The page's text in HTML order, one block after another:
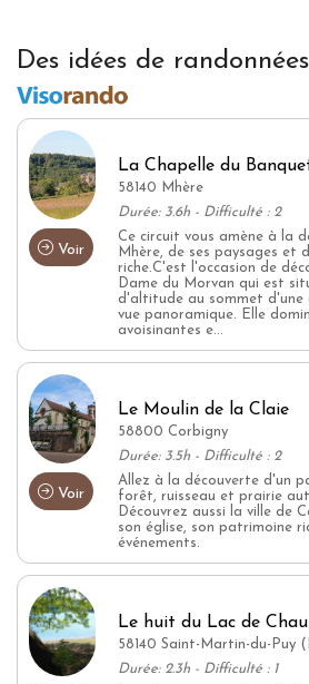
Des idées de randonnées
Voir
La Chapelle du
58140 Mhère
Durée: 3.6h - Difficulté : 2
Ce circuit vous amène à la
Mhère, de ses paysages et
riche.C'est l'occasion de
Dame du Morvan qui est
d'altitude au sommet d'une
vue panoramique. Elle
avoisinantes e...
Voir
Le Moulin de la Claie
58800 Corbigny
Durée: 3.5h - Difficulté : 2
Allez à la découverte d'un
forêt, ruisseau et prairie
Découvrez aussi la ville de
son église, son patrimoine
événements.
Le huit du Lac de
58140 Saint-Martin-du-Puy
Durée: 2.3h - Difficulté : 1